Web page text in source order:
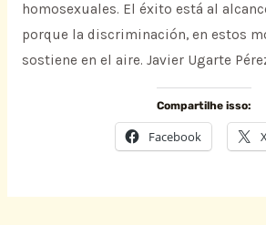
homosexuales. El éxito está al
porque la discriminación, en estos
sostiene en el aire. Javier Ugarte
Compartilhe isso:
Facebook